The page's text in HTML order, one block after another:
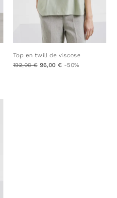
Top en twill de viscose
192,00 € 96,00 € -50%